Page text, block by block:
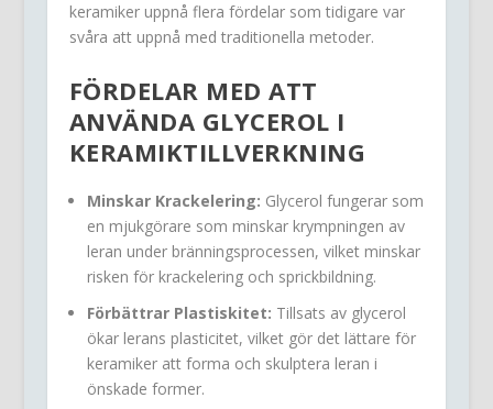
keramiker uppnå flera fördelar som tidigare var
svåra att uppnå med traditionella metoder.
FÖRDELAR MED ATT
ANVÄNDA GLYCEROL I
KERAMIKTILLVERKNING
Minskar Krackelering: Glycerol fungerar som
en mjukgörare som minskar krympningen av
leran under bränningsprocessen, vilket minskar
risken för krackelering och sprickbildning.
Förbättrar Plastiskitet: Tillsats av glycerol
ökar lerans plasticitet, vilket gör det lättare för
keramiker att forma och skulptera leran i
önskade former.